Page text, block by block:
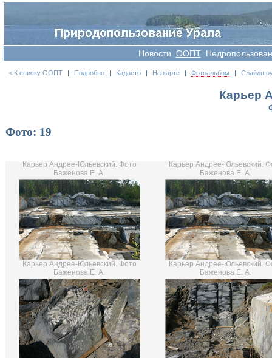
Новости OOПT
< К списку ООПТ | Подробно | Кадастр | На карте | Фотоальбом |
Карьер
Фото: 19
Карьер Андрее-Юльевский. Фото
Баженова Е. А.
Карьер Андрее-Юльевский.
Баженова Е. А.
Карьер Андрее-Юльевский. Фото
Баженова Е. А.
Карьер Андрее-Юльевский.
Баженова Е. А.